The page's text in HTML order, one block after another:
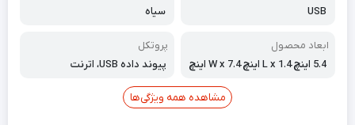
USB
سیاه
ابعاد محصول
5.4 اینچ L x 1.4 اینچ W x 7.4 اینچ
پروتکل
پیوند داده USB، اترنت
مشاهده همه ویژگی‌ها